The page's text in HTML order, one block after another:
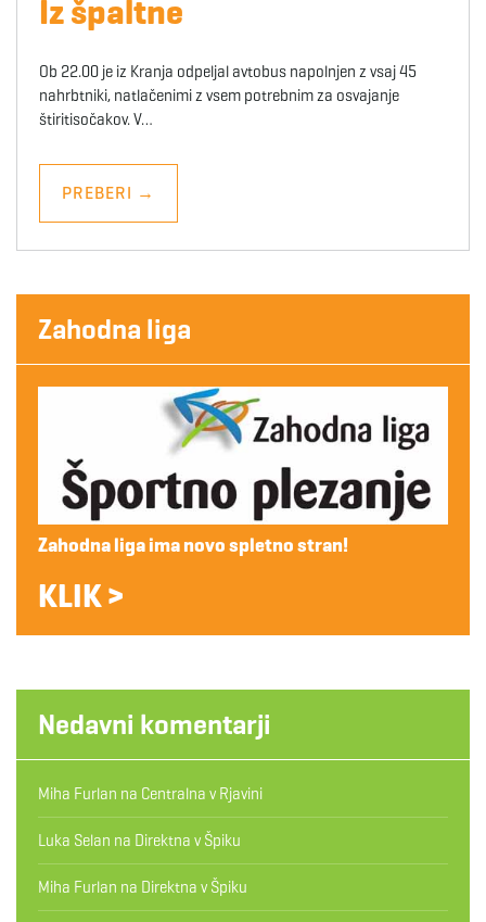
Iz špaltne
Ob 22.00 je iz Kranja odpeljal avtobus napolnjen z vsaj 45
nahrbtniki, natlačenimi z vsem potrebnim za osvajanje
štiritisočakov. V…
PREBERI →
Zahodna liga
Zahodna liga ima novo spletno stran!
KLIK >
Nedavni komentarji
Miha Furlan na Centralna v Rjavini
Luka Selan na Direktna v Špiku
Miha Furlan na Direktna v Špiku